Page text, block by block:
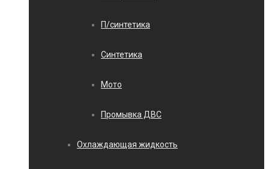
П/синтетика
Синтетика
Мото
Промывка ДВС
Охлаждающая жидкость